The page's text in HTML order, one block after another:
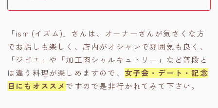
「ism (イズム)」さんは、オーナーさんが気さくな方
でお話しも楽しく、店内がオシャレで雰囲気も良く、
「ジビエ」や「加工肉シャルキュトリー」など普段と
は違う料理が楽しめますので、 女子会・デート・記念
日にもオススメ ですので是非行かれてみて下さい。